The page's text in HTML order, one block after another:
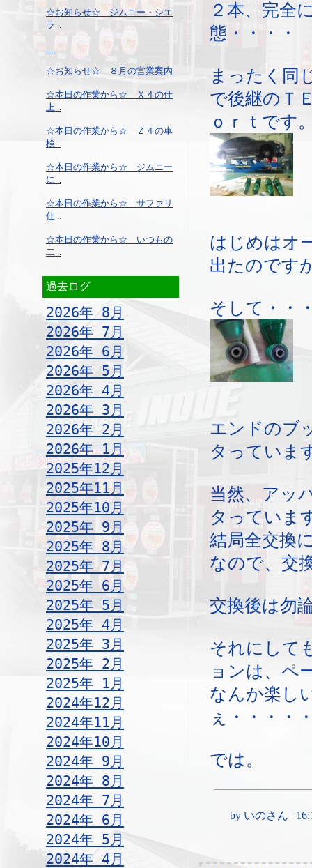
☆お知らせ☆ ジムニー・シエ
ラ ..
☆お知らせ☆ ８月の営業案内
☆本日の作業から☆ Ｘ４の仕
上 ..
☆本日の作業から☆ Ｚ４の車
検 ..
☆本日の作業から☆ ジムニー
に ..
☆本日の作業から☆ サファリ
仕 ..
☆本日の作業から☆ いつもの
二 ..
過去ログ
2026年 8月
2026年 7月
2026年 6月
2026年 5月
2026年 4月
2026年 3月
2026年 2月
2026年 1月
2025年12月
2025年11月
2025年10月
2025年 9月
2025年 8月
2025年 7月
2025年 6月
2025年 5月
2025年 4月
2025年 3月
2025年 2月
2025年 1月
2024年12月
2024年11月
2024年10月
2024年 9月
2024年 8月
2024年 7月
2024年 6月
2024年 5月
2024年 4月
２本、完全
態・・・・
まったく同
で後継のＴ
ｏｒｔです
はじめはオ
出たのです
そして・・
エンドのブ
タっていま
当然、アッ
タっていま
結局全交換
なので、交
交換後は勿
それにして
ョンは、ペ
なんか楽し
ぇ・・・・
では。
by いのさん ¦